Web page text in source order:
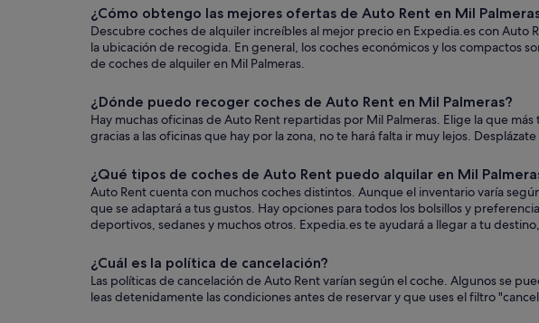
¿Cómo obtengo las mejores ofertas de Auto Rent en Mil
Descubre coches de alquiler increíbles al mejor precio en Expedia.es con Auto
la ubicación de recogida. En general, los coches económicos y los compactos
de coches de alquiler en Mil Palmeras.
¿Dónde puedo recoger coches de Auto Rent en Mil Palmeras?
Hay muchas oficinas de Auto Rent repartidas por Mil Palmeras. Elige la que
gracias a las oficinas que hay por la zona, no te hará falta ir muy lejos.
¿Qué tipos de coches de Auto Rent puedo alquilar en Mil
Auto Rent cuenta con muchos coches distintos. Aunque el inventario varía
que se adaptará a tus gustos. Hay opciones para todos los bolsillos y
deportivos, sedanes y muchos otros. Expedia.es te ayudará a llegar a tu
¿Cuál es la política de cancelación?
Las políticas de cancelación de Auto Rent varían según el coche. Algunos se
leas detenidamente las condiciones antes de reservar y que uses el filtro